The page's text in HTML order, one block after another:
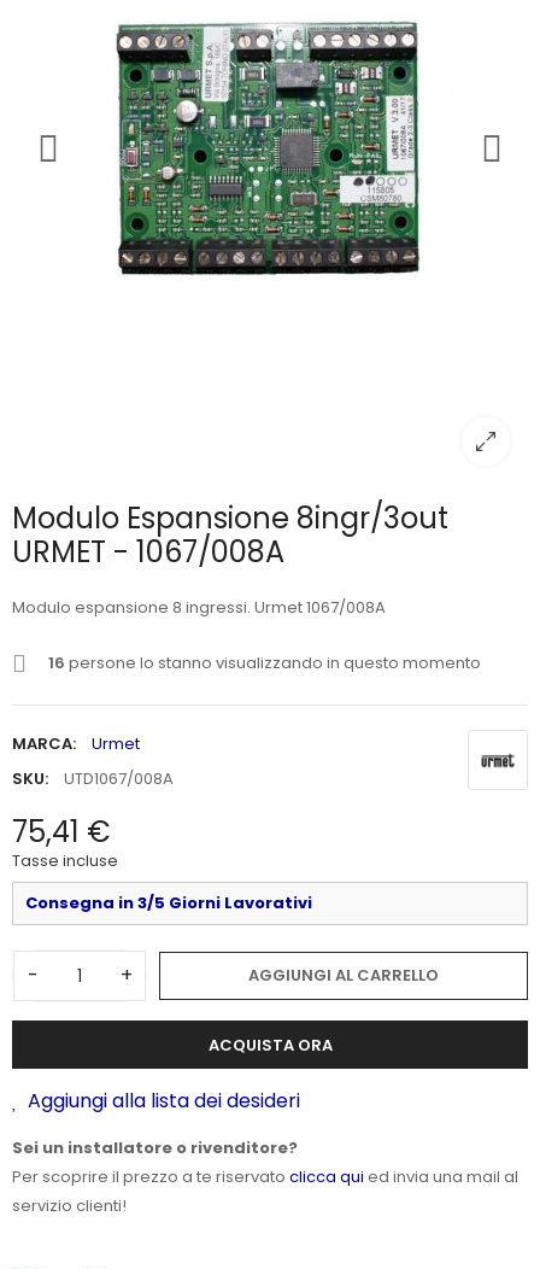
Modulo Espansione 8ingr/3out
URMET - 1067/008A
Modulo espansione 8 ingressi. Urmet 1067/008A
16 persone lo stanno visualizzando in questo momento
MARCA:
Urmet
SKU:
UTD1067/008A
75,41 €
Tasse incluse
Consegna in 3/5 Giorni Lavorativi
- + AGGIUNGI AL CARRELLO
ACQUISTA ORA
Aggiungi alla lista dei desideri
Sei un installatore o rivenditore?
Per scoprire il prezzo a te riservato clicca qui ed invia una mail al
servizio clienti!